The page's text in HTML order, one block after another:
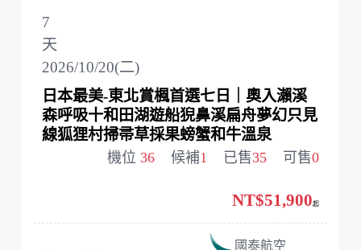
2026/10/20(二)
7
天
日本最美-東北賞楓首選七日｜奧入瀨溪
森呼吸十和田湖遊船猊鼻溪扁舟夢幻只見
線狐狸村掃帚草採果螃蟹和牛溫泉
機位 36 候補1 已售35 可售0
國泰航空
NT$51,900起